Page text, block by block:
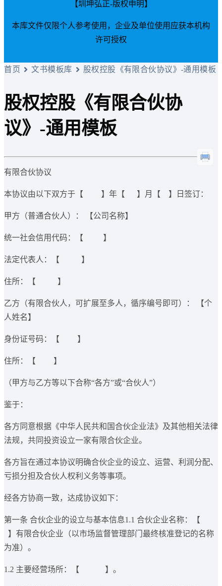
【圳坤弘正-版权申明】
本库文件仅限个人参考使用，企业及单位使用应获本机构
许可授权
首页 文书模板库 股权控股《有限合伙协议》-通用模板
股权控股《有限合伙协
议》-通用模板
有限合伙协议
本协议由以下双方于【 】年【 】月【 】日签订：
甲方（普通合伙人）： 【公司名称】
统一社会信用代码：【 】
法定代表人：【 】
住所：【 】
乙方（有限合伙人，可扩展至多人，循序编号即可）： 【个
人姓名】
身份证号码：【 】
住所：【 】
（甲方与乙方等以下合称“各方”或“合伙人”）
鉴于：
各方同意根据《中华人民共和国合伙企业法》及其他相关法律
法规，共同投资设立一家有限合伙企业。
各方旨在通过本协议明确合伙企业的设立、运营、利润分配、
亏损分担及合伙人权利义务等事项。
经各方协商一致，达成协议如下：
第一条 合伙企业的设立与基本信息1.1 合伙企业名称：【
】有限合伙企业（以市场监督管理部门最终核准登记的名称
为准）。
1.2 主要经营场所：【 】。